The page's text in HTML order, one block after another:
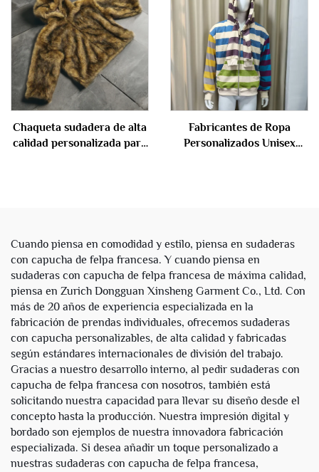
Diamantes de Imitación
Lavado Ácido Sudadera
con Cremallera y Capucha
sudadera y pantalón
deportivo, chándales para
hombre
Chaqueta sudadera de alta
calidad personalizada para
imitación de piel
Fabricantes de Ropa
Personalizados Unisex
Cuando piensa en comodidad y estilo, piensa en sudaderas
con capucha de felpa francesa. Y cuando piensa en
sudaderas con capucha de felpa francesa de máxima calidad,
piensa en Zurich Dongguan Xinsheng Garment Co., Ltd. Con
más de 20 años de experiencia especializada en la
fabricación de prendas individuales, ofrecemos sudaderas
con capucha personalizables, de alta calidad y fabricadas
según estándares internacionales de división del trabajo.
Gracias a nuestro desarrollo interno, al pedir sudaderas con
capucha de felpa francesa con nosotros, también está
solicitando nuestra capacidad para llevar su diseño desde el
concepto hasta la producción. Nuestra impresión digital y
bordado son ejemplos de nuestra innovadora fabricación
especializada. Si desea añadir un toque personalizado a
nuestras sudaderas con capucha de felpa francesa,